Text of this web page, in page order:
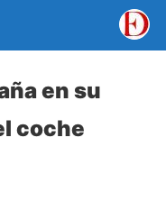
en su
coche